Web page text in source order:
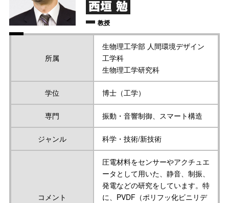
西垣 勉
教授
所属
生物理工学部 人間環境デザイン
工学科
生物理工学研究科
学位 博士（工学）
専門 振動・音響制御、スマート構造
ジャンル 科学・技術/新技術
コメント
圧電材料をセンサーやアクチュエ
ータとして用いた、静音、制振、
発電などの研究をしています。特
に、PVDF（ポリフッ化ビニリデ